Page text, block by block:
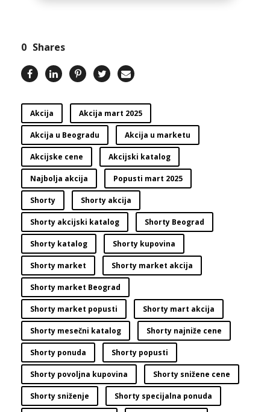
0 Shares
Akcija Akcija mart 2025
Akcija u Beogradu Akcija u marketu
Akcijske cene Akcijski katalog
Najbolja akcija Popusti mart 2025
Shorty Shorty akcija
Shorty akcijski katalog Shorty Beograd
Shorty katalog Shorty kupovina
Shorty market Shorty market akcija
Shorty market Beograd
Shorty market popusti Shorty mart akcija
Shorty mesečni katalog Shorty najniže cene
Shorty ponuda Shorty popusti
Shorty povoljna kupovina Shorty snižene cene
Shorty sniženje Shorty specijalna ponuda